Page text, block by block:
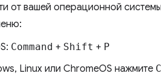
от вашей операционной
Command + Shift + P
Linux или ChromeOS нажмите